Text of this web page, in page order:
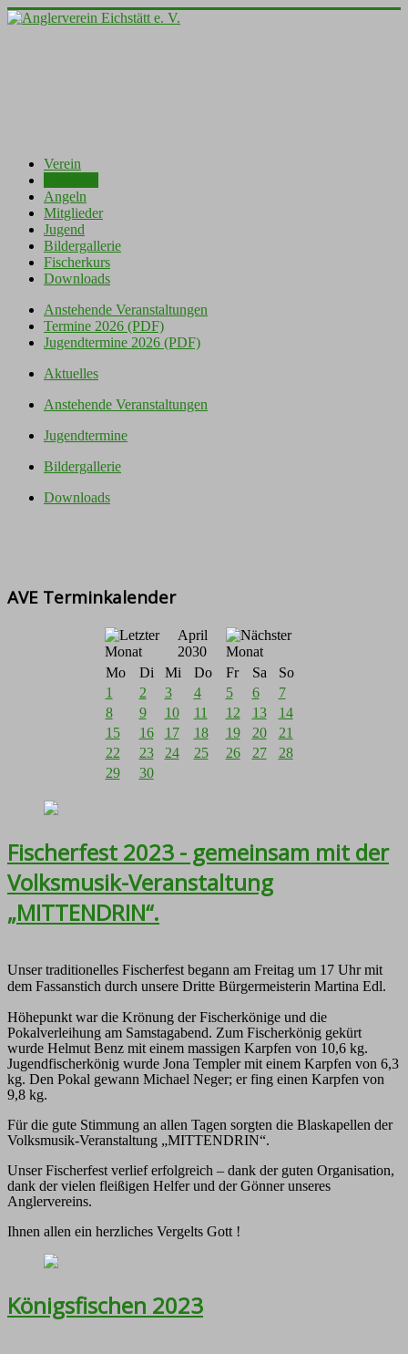
Verein
Angeln
Mitglieder
Jugend
Bildergallerie
Fischerkurs
Downloads
Anstehende Veranstaltungen
Termine 2026 (PDF)
Jugendtermine 2026 (PDF)
Aktuelles
Anstehende Veranstaltungen
Jugendtermine
Bildergallerie
Downloads
AVE Terminkalender
April
2030
Mo
Di Mi Do Fr Sa
So
1
2 3 4 5 6
7
8
9 10 11 12 13
14
15
16 17 18 19 20
21
22
23 24 25 26 27
28
29
30
Fischerfest 2023 - gemeinsam mit der
Volksmusik-Veranstaltung
„MITTENDRIN“.
Unser traditionelles Fischerfest begann am Freitag um 17 Uhr mit
dem Fassanstich durch unsere Dritte Bürgermeisterin Martina Edl.
Höhepunkt war die Krönung der Fischerkönige und die
Pokalverleihung am Samstagabend. Zum Fischerkönig gekürt
wurde Helmut Benz mit einem massigen Karpfen von 10,6 kg.
Jugendfischerkönig wurde Jona Templer mit einem Karpfen von 6,3
kg. Den Pokal gewann Michael Neger; er fing einen Karpfen von
9,8 kg.
Für die gute Stimmung an allen Tagen sorgten die Blaskapellen der
Volksmusik-Veranstaltung „MITTENDRIN“.
Unser Fischerfest verlief erfolgreich – dank der guten Organisation,
dank der vielen fleißigen Helfer und der Gönner unseres
Anglervereins.
Ihnen allen ein herzliches Vergelts Gott !
Königsfischen 2023